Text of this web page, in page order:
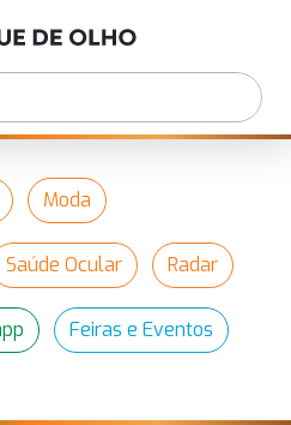
Moda
Saúde Ocular Radar
Feiras e Eventos